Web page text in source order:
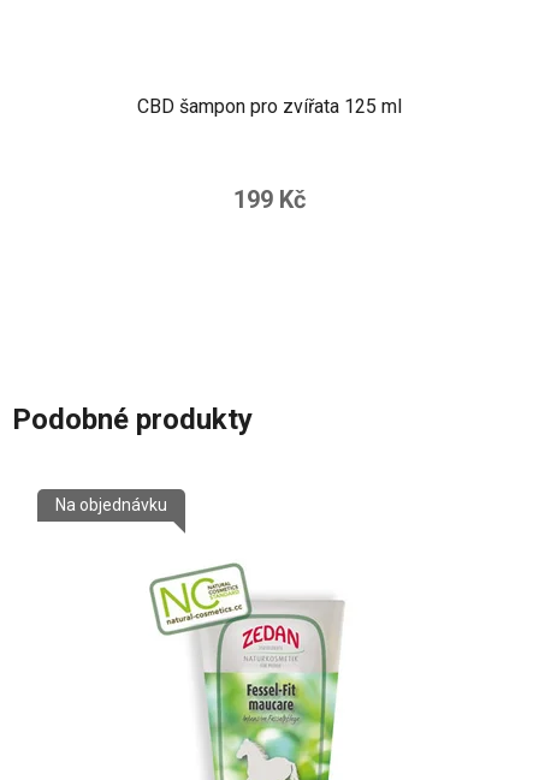
CBD šampon pro zvířata 125 ml
199 Kč
Podobné produkty
Na objednávku